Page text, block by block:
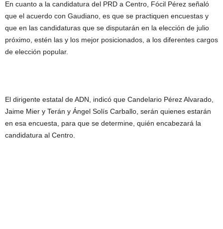
En cuanto a la candidatura del PRD a Centro, Fócil Pérez señaló
que el acuerdo con Gaudiano, es que se practiquen encuestas y
que en las candidaturas que se disputarán en la elección de julio
próximo, estén las y los mejor posicionados, a los diferentes cargos
de elección popular.
El dirigente estatal de ADN, indicó que Candelario Pérez Alvarado,
Jaime Mier y Terán y Ángel Solís Carballo, serán quienes estarán
en esa encuesta, para que se determine, quién encabezará la
candidatura al Centro.